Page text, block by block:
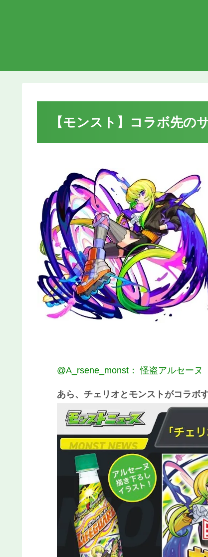
【モンスト】コラボ先
@A_rsene_monst： 怪盗アルセーヌ
あら、チェリオとモンストがコラボ